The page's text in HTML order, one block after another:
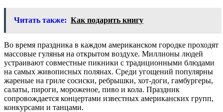
Читать также: Как подарить книгу
Во время праздника в каждом американском городке проходят
массовые гулянья на открытом воздухе. Миллионы людей
устраивают совместные пикники с традиционными блюдами
на самых живописных полянах. Среди угощений популярны
жареные на гриле сосиски, ребрышки, хот-доги, гамбургеры,
салаты, пироги, мороженое, пиво и кола. Праздник
сопровождается концертами известных американских групп,
конкурсами и танцами.